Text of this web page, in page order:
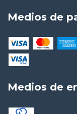
Medios de
Medios de